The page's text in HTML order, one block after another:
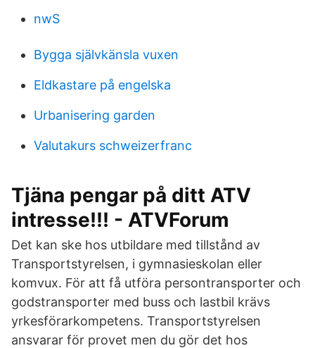
nwS
Bygga självkänsla vuxen
Eldkastare på engelska
Urbanisering garden
Valutakurs schweizerfranc
Tjäna pengar på ditt ATV
intresse!!! - ATVForum
Det kan ske hos utbildare med tillstånd av
Transportstyrelsen, i gymnasieskolan eller
komvux. För att få utföra persontransporter och
godstransporter med buss och lastbil krävs
yrkesförarkompetens. Transportstyrelsen
ansvarar för provet men du gör det hos